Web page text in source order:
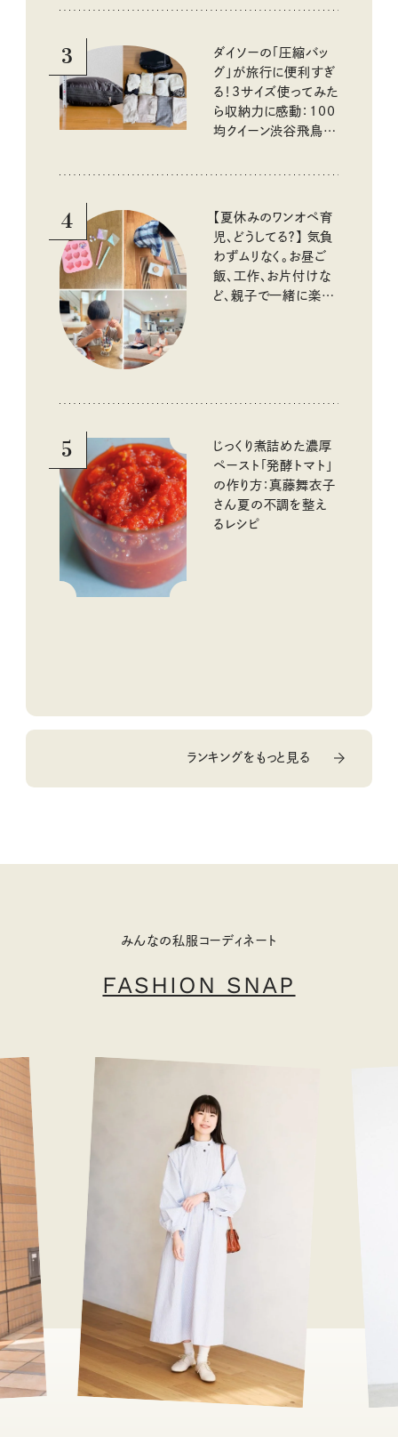
3
ダイソーの「圧縮バッ
グ」が旅行に便利すぎ
る！3サイズ使ってみた
ら収納力に感動：100
均クイーン渋谷飛鳥の
4
【夏休みのワンオペ育
児、どうしてる？】 気負
わずムリなく。お昼ご
飯、工作、お片付けな
ど、親子で一緒に楽し
5
じっくり煮詰めた濃厚
ペースト「発酵トマト」
の作り方：真藤舞衣子
さん夏の不調を整え
るレシピ
ランキングをもっと見る
みんなの私服コーディネート
FASHION SNAP